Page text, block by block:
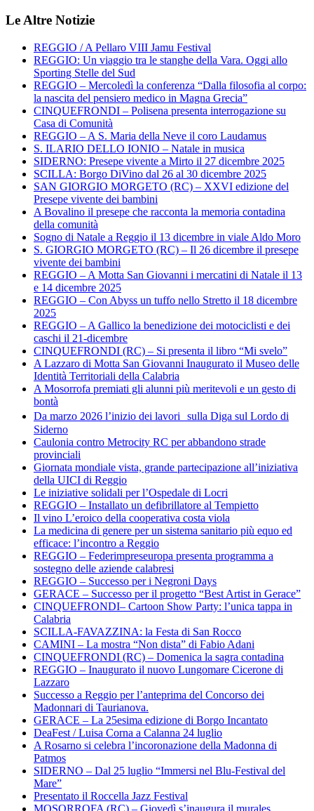
Le Altre Notizie
REGGIO / A Pellaro VIII Jamu Festival
REGGIO: Un viaggio tra le stanghe della Vara. Oggi allo
Sporting Stelle del Sud
REGGIO – Mercoledì la conferenza “Dalla filosofia al corpo:
la nascita del pensiero medico in Magna Grecia”
CINQUEFRONDI – Polisena presenta interrogazione su
Casa di Comunità
REGGIO – A S. Maria della Neve il coro Laudamus
S. ILARIO DELLO IONIO – Natale in musica
SIDERNO: Presepe vivente a Mirto il 27 dicembre 2025
SCILLA: Borgo DiVino dal 26 al 30 dicembre 2025
SAN GIORGIO MORGETO (RC) – XXVI edizione del
Presepe vivente dei bambini
A Bovalino il presepe che racconta la memoria contadina
della comunità
Sogno di Natale a Reggio il 13 dicembre in viale Aldo Moro
S. GIORGIO MORGETO (RC) – Il 26 dicembre il presepe
vivente dei bambini
REGGIO – A Motta San Giovanni i mercatini di Natale il 13
e 14 dicembre 2025
REGGIO – Con Abyss un tuffo nello Stretto il 18 dicembre
2025
REGGIO – A Gallico la benedizione dei motociclisti e dei
caschi il 21-dicembre
CINQUEFRONDI (RC) – Si presenta il libro “Mi svelo”
A Lazzaro di Motta San Giovanni Inaugurato il Museo delle
Identità Territoriali della Calabria
A Mosorrofa premiati gli alunni più meritevoli e un gesto di
bontà
Da marzo 2026 l’inizio dei lavori sulla Diga sul Lordo di
Siderno
Caulonia contro Metrocity RC per abbandono strade
provinciali
Giornata mondiale vista, grande partecipazione all’iniziativa
della UICI di Reggio
Le iniziative solidali per l’Ospedale di Locri
REGGIO – Installato un defibrillatore al Tempietto
Il vino L’eroico della cooperativa costa viola
La medicina di genere per un sistema sanitario più equo ed
efficace: l’incontro a Reggio
REGGIO – Federimpreseuropa presenta programma a
sostegno delle aziende calabresi
REGGIO – Successo per i Negroni Days
GERACE – Successo per il progetto “Best Artist in Gerace”
CINQUEFRONDI– Cartoon Show Party: l’unica tappa in
Calabria
SCILLA-FAVAZZINA: la Festa di San Rocco
CAMINI – La mostra “Non dista” di Fabio Adani
CINQUEFRONDI (RC) – Domenica la sagra contadina
REGGIO – Inaugurato il nuovo Lungomare Cicerone di
Lazzaro
Successo a Reggio per l’anteprima del Concorso dei
Madonnari di Taurianova.
GERACE – La 25esima edizione di Borgo Incantato
DeaFest / Luisa Corna a Calanna 24 luglio
A Rosarno si celebra l’incoronazione della Madonna di
Patmos
SIDERNO – Dal 25 luglio “Immersi nel Blu-Festival del
Mare”
Presentato il Roccella Jazz Festival